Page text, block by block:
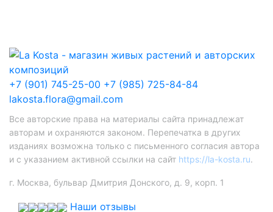
+7 (901) 745-25-00 +7 (985) 725-84-84
lakosta.flora@gmail.com
Все авторские права на материалы сайта принадлежат
авторам и охраняются законом. Перепечатка в других
изданиях возможна только с письменного согласия автора
и с указанием активной ссылки на сайт https://la-kosta.ru.
г. Москва, бульвар Дмитрия Донского, д. 9, корп. 1
Наши отзывы